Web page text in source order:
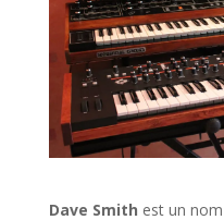
Dave Smith est un